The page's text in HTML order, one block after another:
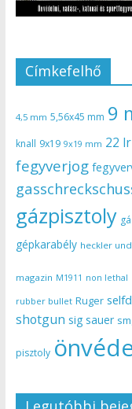
Címkefelhő
4,5 mm 5,56x45 mm 9
knall 9x19 9x19 mm 22 lr
fegyverjog
gázpisztoly
gépkarabély heckler
magazin M1911 non lethal
rubber bullet Ruger
shotgun sig sauer
pisztoly